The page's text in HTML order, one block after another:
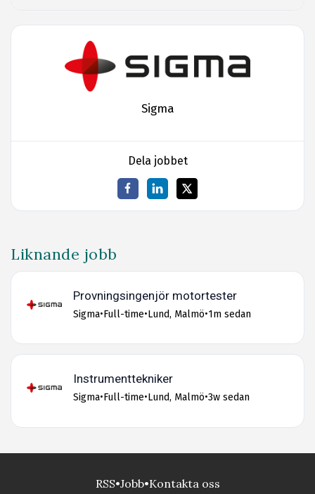
Sigma
Dela jobbet
Liknande jobb
Provningsingenjör motortester
Sigma•Full-time•Lund, Malmö•1m sedan
Instrumenttekniker
Sigma•Full-time•Lund, Malmö•3w sedan
RSS•Jobb•Kontakta oss